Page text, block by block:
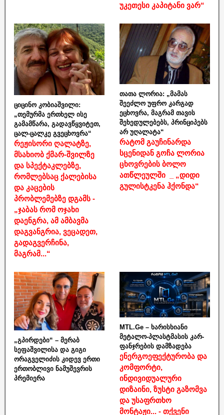
უკეთესი კაპიტანი ვარ“
ციცინო კობიაშვილი:
„თემურმა ერთხელ ისე
გამამწარა, გადავწყვიტეთ,
ცალ-ცალკე გვეცხოვრა“
რეჟისორი ღალატზე,
მსახიობ ქმარ-შვილზე
და სპექტაკლებზე,
რომლებსაც ქალებისა
და კაცების
პრობლემებზე დგამს -
„ჯაბას რომ ოჯახი
დაენგრა, ამ ამბავმა
დაგვანგრია, ვეცადეთ,
გადაგვერჩინა,
მაგრამ...“
თათა ლორია: „მამას
შეეძლო უფრო კარგად
ეცხოვრა, მაგრამ თავის
შეხედულებებს, პრინციპებს
არ უღალატა“
რატომ გაუჩინარდა
სცენიდან გოჩა ლორია
ცხოვრების ბოლო
ათწლეულში _ „დიდი
გულისტკენა ჰქონდა“
„გპირდები“ – მერაბ
სეფაშვილისა და გიგი
ორაგველიძის კიდევ ერთი
ერთობლივი ნამუშევრის
პრემიერა
MTL.Ge – ხარისხიანი
მეტალო-პლასტმასის კარ-
ფანჯრების დამზადება
ენერგოეფექტურობა და
კომფორტი,
ინდივიდუალური
დიზაინი, ზუსტი გაზომვა
და უსაფრთხო
მონტაჟი... - თქვენი